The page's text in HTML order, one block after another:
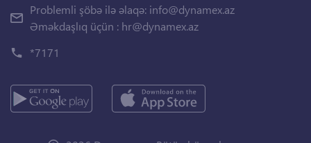
Problemli şöbə ilə əlaqə: info@dynamex.az
Əməkdaşlıq üçün : hr@dynamex.az
*7171